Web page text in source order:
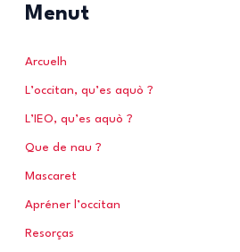
r
h
e
Menut
Arcuelh
L’occitan, qu’es aquò ?
L’IEO, qu’es aquò ?
Que de nau ?
Mascaret
Apréner l’occitan
Resorças